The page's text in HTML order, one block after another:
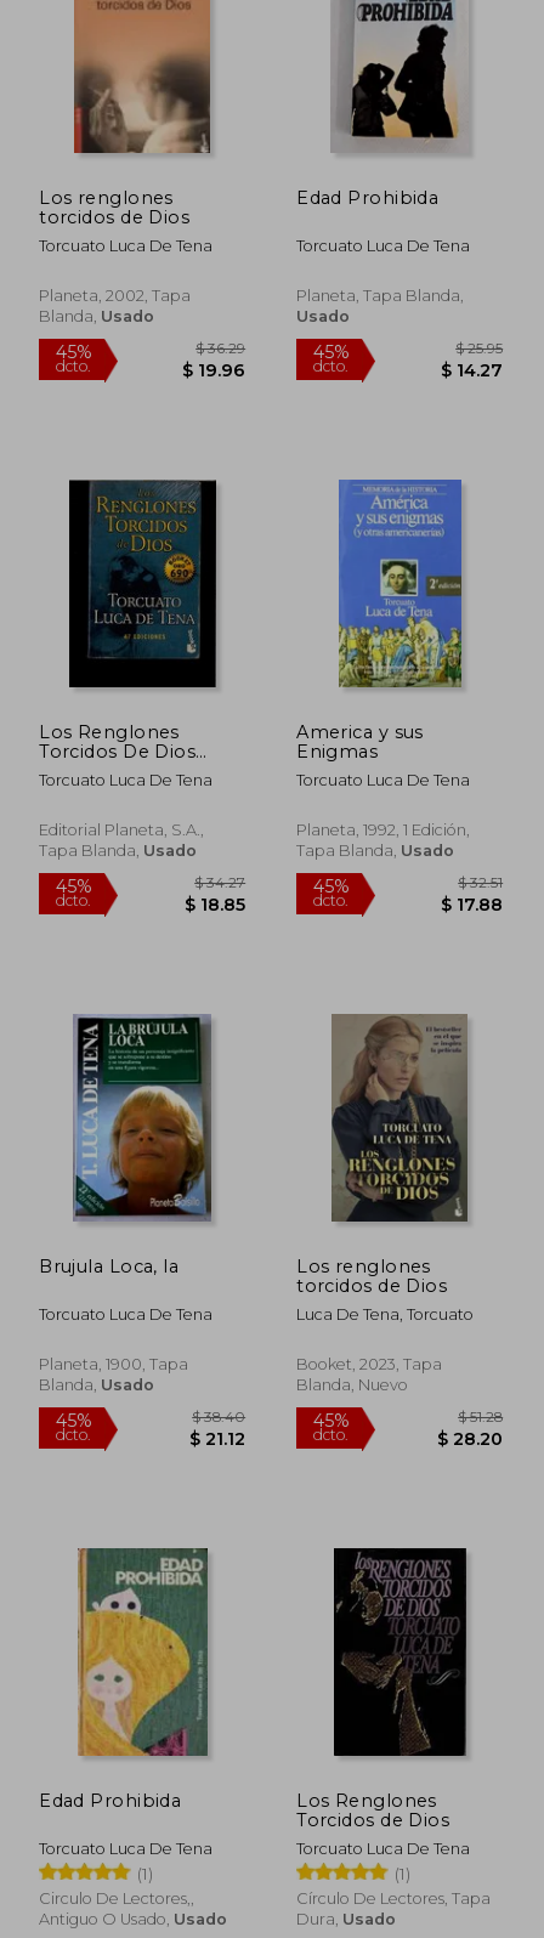
dcto. dcto.
Los renglones
torcidos de Dios
Torcuato Luca De Tena
Planeta, 2002, Tapa
Blanda, Usado
45%
dcto. $ 19.96
Edad Prohibida
Torcuato Luca De Tena
Planeta, Tapa Blanda,
Usado
45%
dcto. $
Los Renglones
Torcidos De Dios
(spanish Edition)
Torcuato Luca De Tena
Editorial Planeta, S.a.,
Tapa Blanda, Usado
America y sus
Enigmas
Torcuato Luca De Tena
Planeta, 1992, 1 Edición,
Tapa Blanda, Usado
Brujula Loca, la
Torcuato Luca De Tena
Planeta, 1900, Tapa
Blanda, Usado
Los renglones
torcidos de Dios
Luca De Tena, Torcuato
Booket, 2023, Tapa
Blanda, Nuevo
Edad Prohibida
Torcuato Luca De Tena
(1)
Circulo De Lectores,,
Antiguo O Usado, Usado
Los Renglones
Torcidos de Dios
Torcuato Luca De Tena
(1)
Círculo De Lectores, Tapa
Dura, Usado